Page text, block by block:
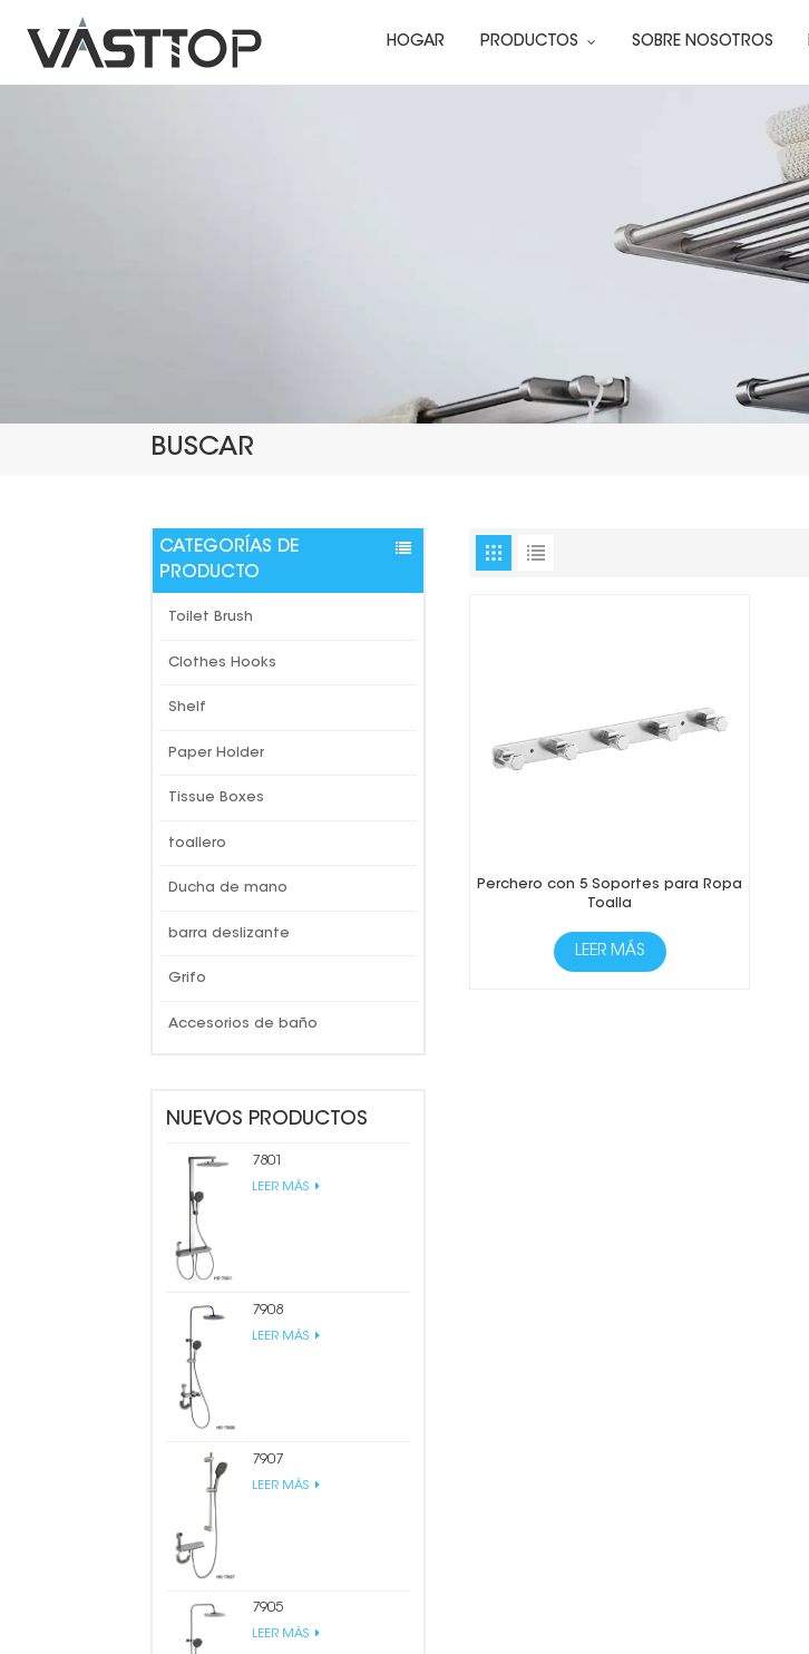
HOGAR PRODUCTOS SOBRE NOSOTROS
BUSCAR
CATEGORÍAS DE
PRODUCTO
Toilet Brush
Clothes Hooks
Shelf
Paper Holder
Tissue Boxes
toallero
Ducha de mano
barra deslizante
Grifo
Accesorios de baño
NUEVOS PRODUCTOS
7801
LEER MÁS
7908
LEER MÁS
7907
LEER MÁS
7905
LEER MÁS
Perchero con 5 Soportes para Ropa
Toalla
LEER MÁS